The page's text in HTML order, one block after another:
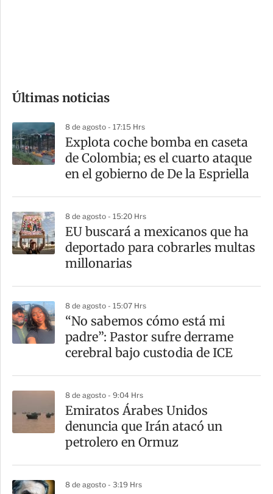
m
a
r
t
Últimas noticias
8 de agosto - 17:15 Hrs
Explota coche bomba en caseta
de Colombia; es el cuarto ataque
en el gobierno de De la Espriella
8 de agosto - 15:20 Hrs
EU buscará a mexicanos que ha
deportado para cobrarles multas
millonarias
8 de agosto - 15:07 Hrs
“No sabemos cómo está mi
padre”: Pastor sufre derrame
cerebral bajo custodia de ICE
8 de agosto - 9:04 Hrs
Emiratos Árabes Unidos
denuncia que Irán atacó un
petrolero en Ormuz
8 de agosto - 3:19 Hrs